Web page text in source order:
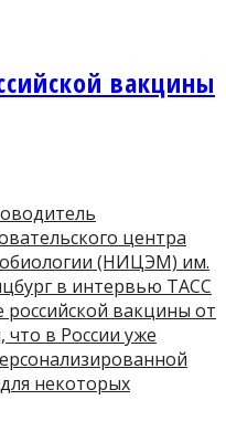
вакцины
центра
(НИЦЭМ) им.
в интервью ТАСС
российской вакцины от
в России уже
некоторых